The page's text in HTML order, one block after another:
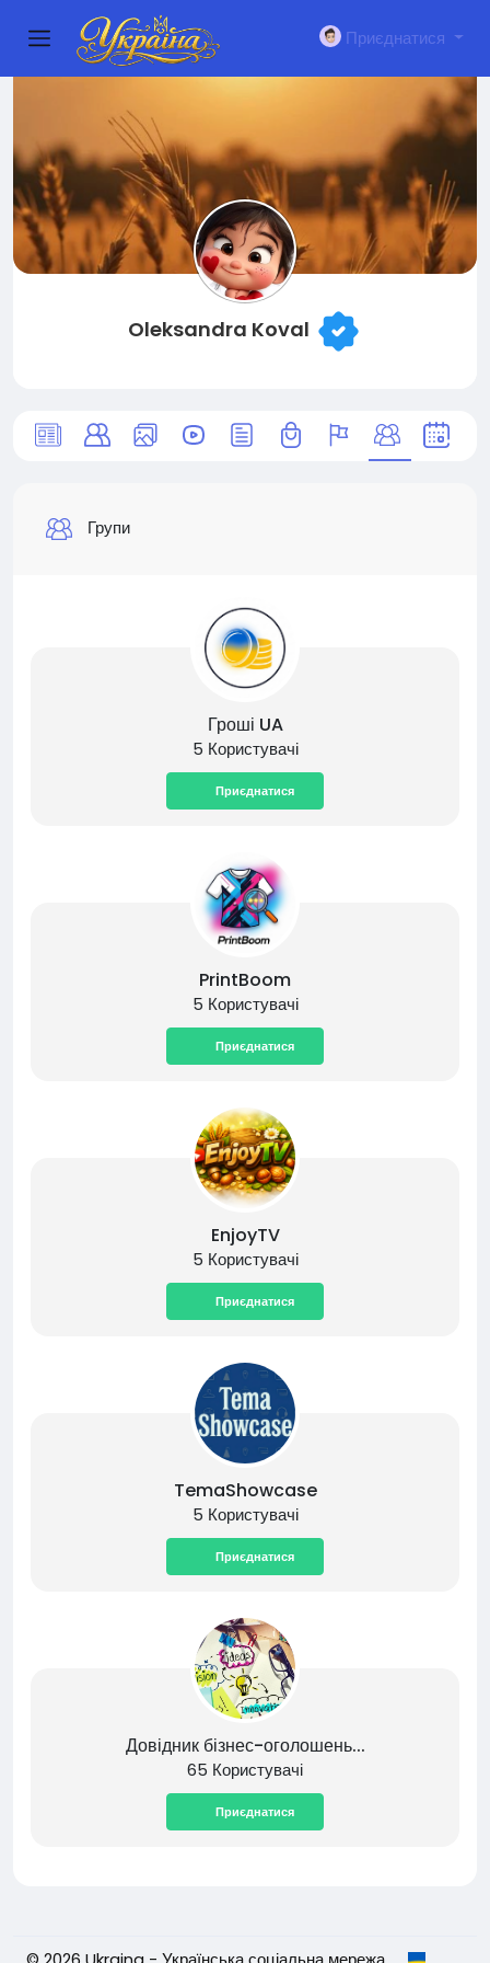
Приєднатися
Oleksandra Koval
Групи
Гроші UA
5 Користувачі
Приєднатися
PrintBoom
5 Користувачі
Приєднатися
EnjoyTV
5 Користувачі
Приєднатися
TemaShowcase
5 Користувачі
Приєднатися
Довідник бізнес-оголошень...
65 Користувачі
Приєднатися